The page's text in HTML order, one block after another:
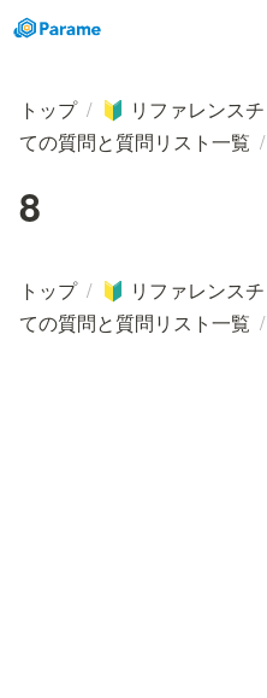
トップ / 🔰 リファレンス
ての質問と質問リスト一覧 /
8
トップ / 🔰 リファレンス
ての質問と質問リスト一覧 /